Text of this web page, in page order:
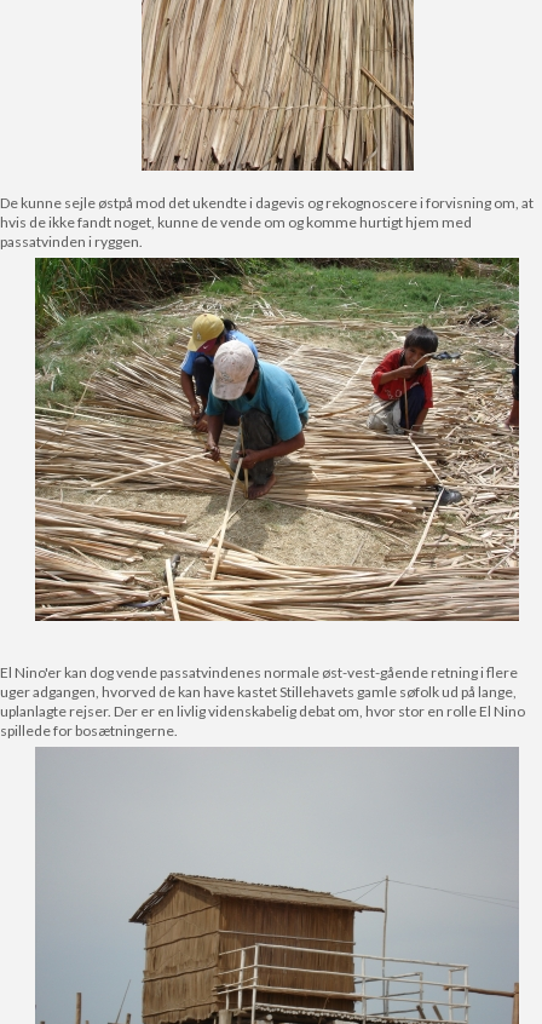
De kunne sejle østpå mod det ukendte i dagevis og rekognoscere i forvisning om, at
hvis de ikke fandt noget, kunne de vende om og komme hurtigt hjem med
passatvinden i ryggen.
El Nino'er kan dog vende passatvindenes normale øst-vest-gående retning i flere
uger adgangen, hvorved de kan have kastet Stillehavets gamle søfolk ud på lange,
uplanlagte rejser. Der er en livlig videnskabelig debat om, hvor stor en rolle El Nino
spillede for bosætningerne.